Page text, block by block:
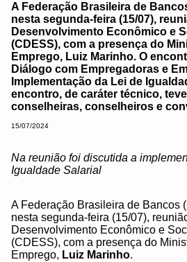
A Federação Brasileira de
nesta segunda-feira (15/07),
Desenvolvimento Econômico e
(CDESS), com a presença do
Emprego, Luiz Marinho. O
Diálogo com Empregadoras e
Implementação da Lei de
encontro, de caráter técnico,
conselheiras, conselheiros e
15/07/2024
Na reunião foi discutida a
Igualdade Salarial
A Federação Brasileira de Bancos
nesta segunda-feira (15/07),
Desenvolvimento Econômico e
(CDESS), com a presença do
Emprego, Luiz Marinho.